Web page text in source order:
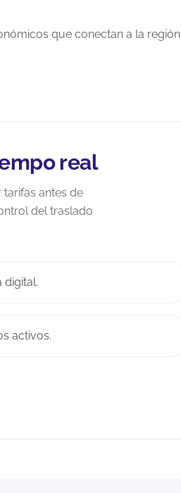
que conectan a la región
real
antes de
del traslado
digital.
activos.